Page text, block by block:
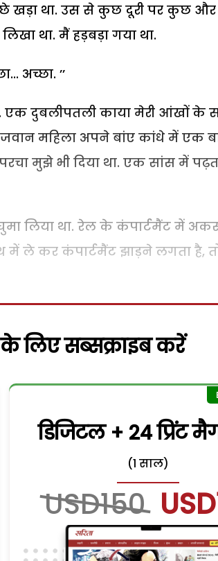
खड़ा था. उस से कुछ दूरी पर कुछ
था. मैं हड़बड़ा गया था.
अच्छा. ’’
दुबलीपतली काया मेरी आंखों के
जवान महिला अपने बांए कांधे में एक
मुझे भी दिया था. एक सांस में
घुमा लिया था. रेल के कंपार्टमैंट में
ले कर कंपार्टमैंट झाड़ने लगता है,
लिए सब्सक्राइब करें
डिजिटल + 24 प्रिंट
(1 साल)
USD150